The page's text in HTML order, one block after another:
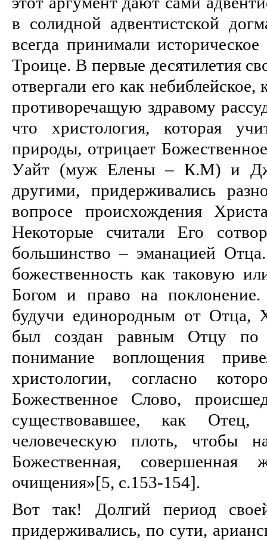
в солидной адвентистской
всегда принимали
Троице. В первые десятилетия
отвергали его как небиблейское,
противоречащую здравому
что христология, которая
природы, отрицает
Уайт (муж Елены – К.М) и
другими, придерживались
вопросе происхождения
Некоторые считали Его
большинство – эманацией
божественность как таковую
Богом и право на
будучи единородным от Отца,
был создан равным Отцу
понимание воплощения
христологии, согласно
Божественное Слово,
существовавшее, как
человеческую плоть, чтобы
Божественная, совершенная
очищения»[5, c.153-154].
Вот так! Долгий период
придерживались, по сути,